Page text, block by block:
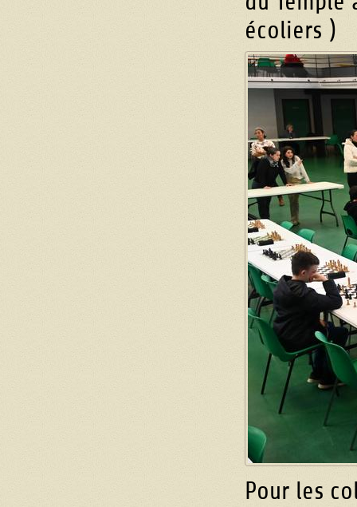
écoliers )
Pour les